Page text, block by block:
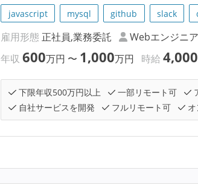
javascript mysql github slack
雇用形態 正社員,業務委託 Webエンジニ
年収600万円 〜 1,000万円 時給4,000
下限年収500万円以上 一部リモート可
自社サービスを開発
フルリモート可